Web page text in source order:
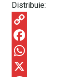
Distribuie:
C
o
p
F
aW